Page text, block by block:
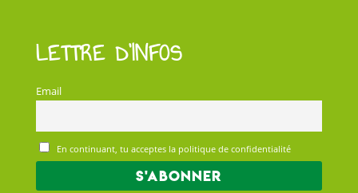
LETTRE D’INFOS
Email
En continuant, tu acceptes la politique de confidentialité